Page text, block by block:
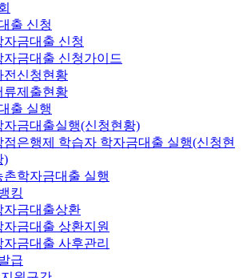
출 신청
자금대출 신청
자금대출 신청가이드
전신청현황
류제출현황
출 실행
자금대출실행(신청현황)
점은행제 학습자 학자금대출 실행(신청현
)
촌학자금대출 실행
킹
자금대출상환
자금대출 상환지원
자금대출 사후관리
급